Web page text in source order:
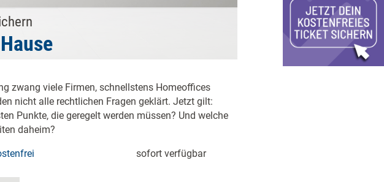
zwang viele Firmen, schnellstens Homeoffices
nicht alle rechtlichen Fragen geklärt. Jetzt gilt:
Punkte, die geregelt werden müssen? Und welche
daheim?
sofort verfügbar